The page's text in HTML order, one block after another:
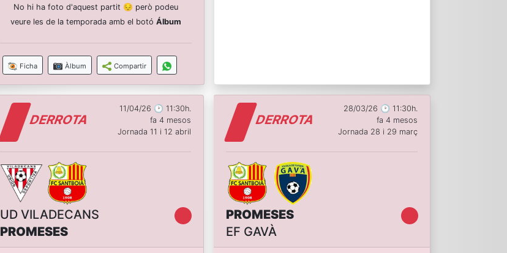
No hi ha foto d'aquest partit 😔 però podeu
veure les de la temporada amb el botó Álbum
Ficha Àlbum Compartir
DERROTA
11/04/26 🕑 11:30h.
fa 4 mesos
Jornada 11 i 12 abril
UD VILADECANS
PROMESES
DERROTA
28/03/26 🕑 11:30h.
fa 4 mesos
Jornada 28 i 29 març
PROMESES
EF GAVÀ